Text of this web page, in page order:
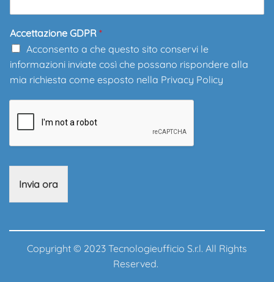
Accettazione GDPR *
Acconsento a che questo sito conservi le
informazioni inviate così che possano rispondere alla
mia richiesta come esposto nella Privacy Policy
Invia ora
Copyright © 2023 Tecnologieufficio S.r.l. All Rights
Reserved.